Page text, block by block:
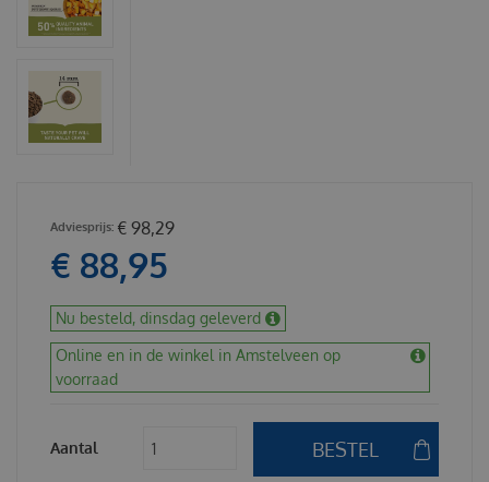
€ 98,29
€ 88,95
Nu besteld, dinsdag geleverd
Online en in de winkel in Amstelveen op
voorraad
Aantal